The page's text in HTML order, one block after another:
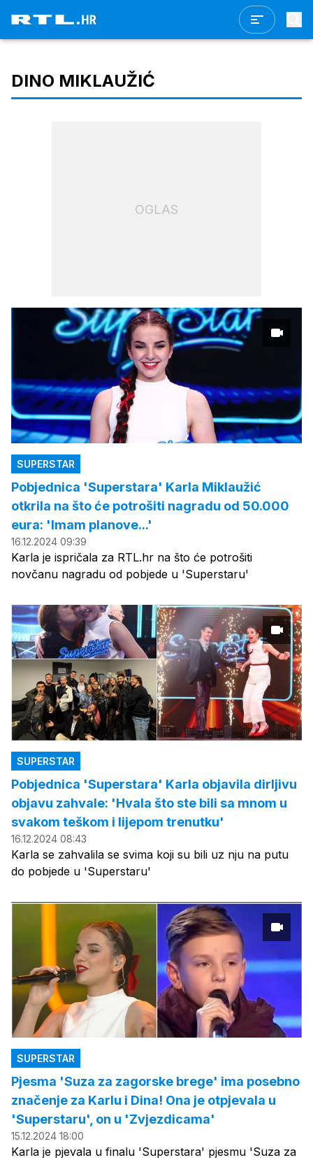
DINO MIKLAUŽIĆ
OGLAS
SUPERSTAR
Pobjednica 'Superstara' Karla Miklaužić
otkrila na što će potrošiti nagradu od 50.000
eura: 'Imam planove...'
16.12.2024 09:39
Karla je ispričala za RTL.hr na što će potrošiti
novčanu nagradu od pobjede u 'Superstaru'
SUPERSTAR
Pobjednica 'Superstara' Karla objavila dirljivu
objavu zahvale: 'Hvala što ste bili sa mnom u
svakom teškom i lijepom trenutku'
16.12.2024 08:43
Karla se zahvalila se svima koji su bili uz nju na putu
do pobjede u 'Superstaru'
SUPERSTAR
Pjesma 'Suza za zagorske brege' ima posebno
značenje za Karlu i Dina! Ona je otpjevala u
'Superstaru', on u 'Zvjezdicama'
15.12.2024 18:00
Karla je pjevala u finalu 'Superstara' pjesmu 'Suza za